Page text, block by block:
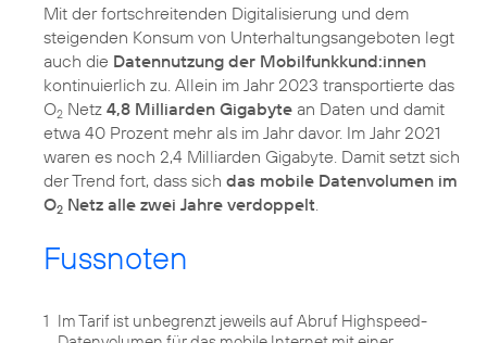
Mit der fortschreitenden Digitalisierung und dem
steigenden Konsum von Unterhaltungsangeboten legt
auch die Datennutzung der Mobilfunkkund:innen
kontinuierlich zu. Allein im Jahr 2023 transportierte das
O2 Netz 4,8 Milliarden Gigabyte an Daten und damit
etwa 40 Prozent mehr als im Jahr davor. Im Jahr 2021
waren es noch 2,4 Milliarden Gigabyte. Damit setzt sich
der Trend fort, dass sich das mobile Datenvolumen im
O2 Netz alle zwei Jahre verdoppelt
Fussnoten
1 Im Tarif ist unbegrenzt jeweils auf Abruf Highspeed-